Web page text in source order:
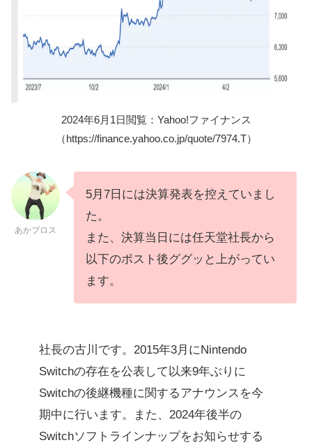
2024年6月1日閲覧：Yahoo!ファイナンス
（https://finance.yahoo.co.jp/quote/7974.T）
あかブロス
5月7日には決算発表を控えていまし
た。
また、決算当日には任天堂社長から
以下のポスト後ググッと上がってい
ます。
社長の古川です。2015年3月にNintendo
Switchの存在を公表して以来9年ぶりに
Switchの後継機種に関するアナウンスを今
期中に行います。また、2024年後半の
Switchソフトラインナップをお知らせする